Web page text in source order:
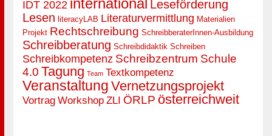
IDT 2022 international Leseförderung
Lesen literacyLAB Literaturvermittlung Materialien
Projekt Rechtschreibung SchreibberaterInnen-Ausbildung
Schreibberatung Schreibdidaktik Schreiben
Schreibkompetenz Schreibzentrum Schule
4.0 Tagung Team Textkompetenz
Veranstaltung Vernetzungsprojekt
Vortrag Workshop ZLI ÖRLP österreichweit